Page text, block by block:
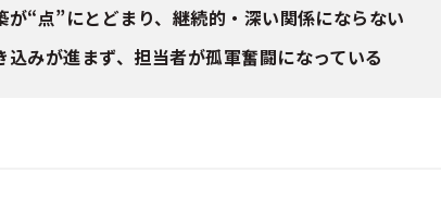
が“点”にとどまり、継続的・深い関係にならない
込みが進まず、担当者が孤軍奮闘になっている